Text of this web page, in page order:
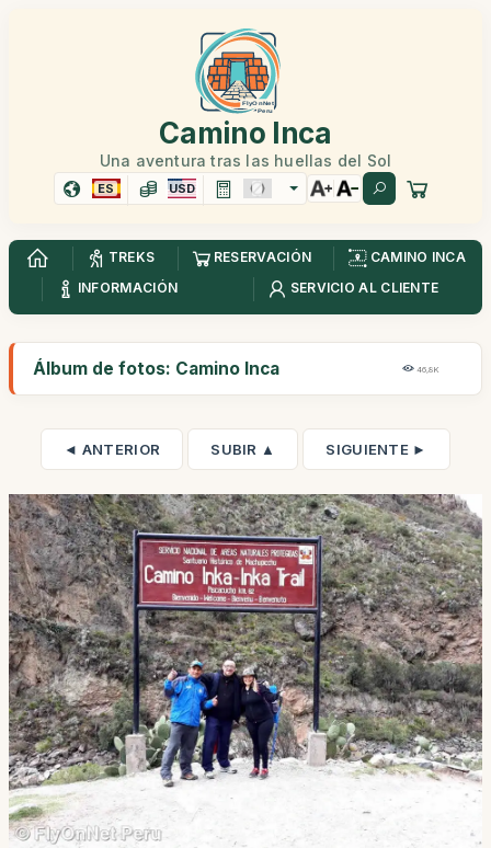
Camino Inca
Una aventura tras las huellas del Sol
ES USD
TREKS RESERVACIÓN
CAMINO INCA
INFORMACIÓN
SERVICIO AL CLIENTE
Álbum de fotos: Camino Inca 46,8K
◄ ANTERIOR SUBIR ▲ SIGUIENTE ►